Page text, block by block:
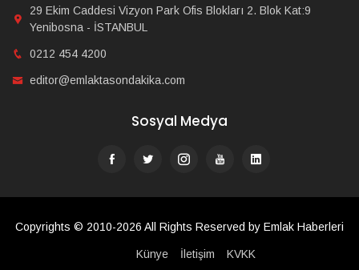
29 Ekim Caddesi Vizyon Park Ofis Blokları 2. Blok Kat:9
Yenibosna - İSTANBUL
0212 454 4200
editor@emlaktasondakika.com
Sosyal Medya
Copyrights © 2010-2026 All Rights Reserved by Emlak Haberleri
Künye İletişim KVKK